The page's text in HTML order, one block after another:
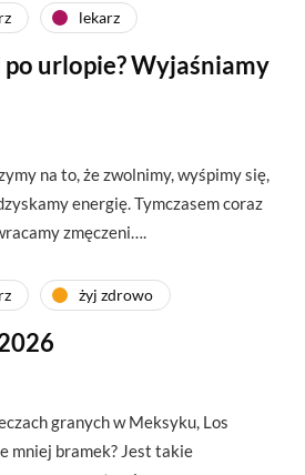
lekarz
urlopie? Wyjaśniamy
na to, że zwolnimy, wyśpimy się,
energię. Tymczasem coraz
zmęczeni….
żyj zdrowo
granych w Meksyku, Los
mniej bramek? Jest takie